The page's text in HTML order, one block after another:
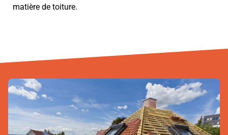
matière de toiture.